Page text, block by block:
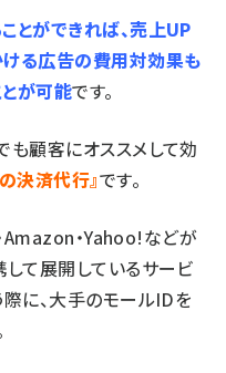
とができれば、売上UP
ける広告の費用対効果も
が可能です。
も顧客にオススメして効
の決済代行』です。
Amazon・Yahoo!などが
して展開しているサービ
に、大手のモールIDを